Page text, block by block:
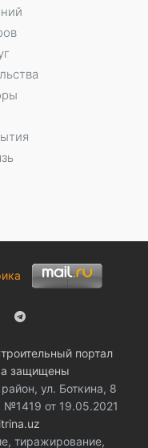
портал
защищены
ул. Боткина, 8
от 19.05.2021
тиражирование,